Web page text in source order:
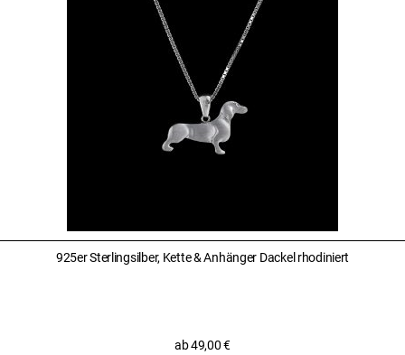
925er Sterlingsilber, Kette & Anhänger Dackel rhodiniert
ab49,00€